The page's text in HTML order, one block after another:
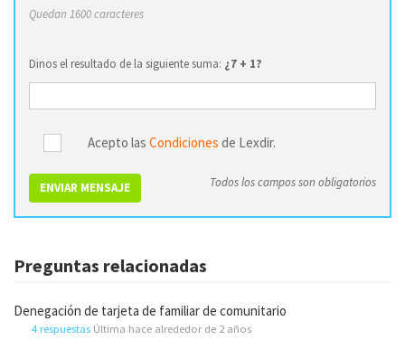
Quedan 1600 caracteres
Dinos el resultado de la siguiente suma: ¿7 + 1?
Acepto las Condiciones de Lexdir.
ENVIAR MENSAJE Todos los campos son obligatorios
Preguntas relacionadas
Denegación de tarjeta de familiar de comunitario
4 respuestas Última hace alrededor de 2 años